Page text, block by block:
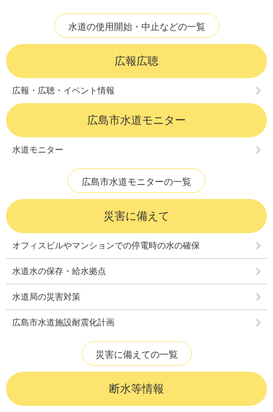
水道の使用開始・中止などの一覧
広報広聴
広報・広聴・イベント情報
広島市水道モニター
水道モニター
広島市水道モニターの一覧
災害に備えて
オフィスビルやマンションでの停電時の水の確保
水道水の保存・給水拠点
水道局の災害対策
広島市水道施設耐震化計画
災害に備えての一覧
断水等情報